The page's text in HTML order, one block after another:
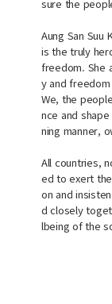
sure the
Aung San
is the truly
freedom. She
y and
We, the
nce and
ning manner,
All countries,
ed to exert
on and
d closely
lbeing of the